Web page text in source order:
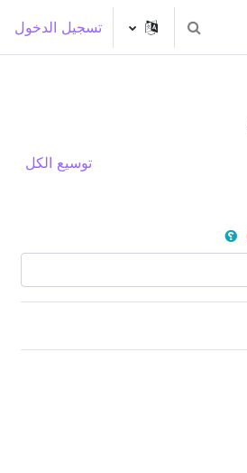
تبديل إدخال البحث
تسجيل الدخول
توسيع الكل